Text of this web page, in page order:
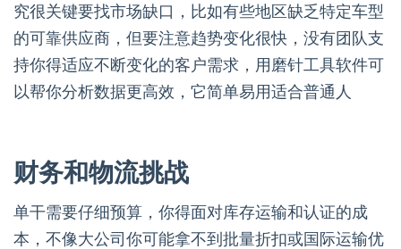
究很关键要找市场缺口，比如有些地区缺乏特定车型
的可靠供应商，但要注意趋势变化很快，没有团队支
持你得适应不断变化的客户需求，用磨针工具软件可
以帮你分析数据更高效，它简单易用适合普通人
财务和物流挑战
单干需要仔细预算，你得面对库存运输和认证的成
本，不像大公司你可能拿不到批量折扣或国际运输优